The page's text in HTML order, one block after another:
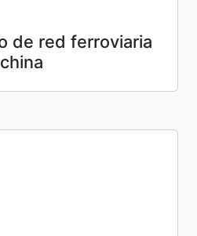
de red ferroviaria
china